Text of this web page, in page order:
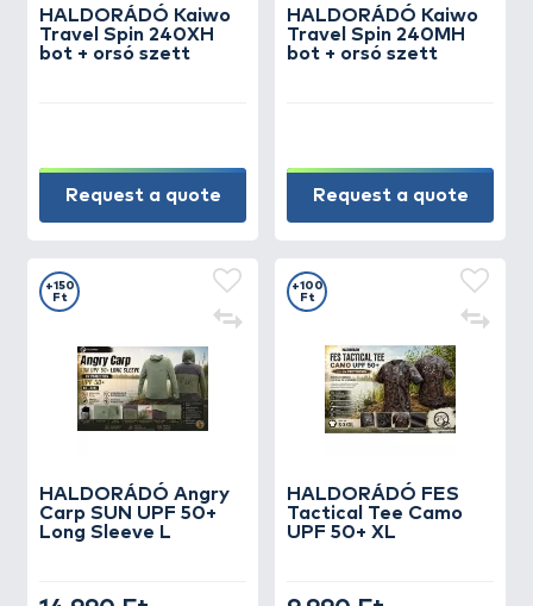
HALDORÁDÓ Kaiwo
Travel Spin 240XH
bot + orsó szett
Request a quote
HALDORÁDÓ Kaiwo
Travel Spin 240MH
bot + orsó szett
Request a quote
HALDORÁDÓ Angry
Carp SUN UPF 50+
Long Sleeve L
+150
Ft
HALDORÁDÓ FES
Tactical Tee Camo
UPF 50+ XL
+100
Ft